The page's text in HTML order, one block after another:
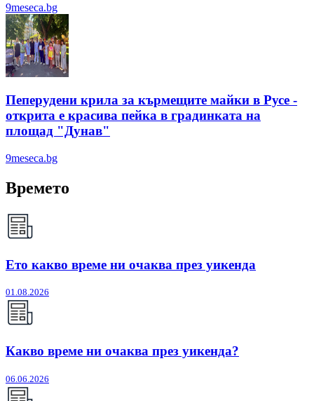
9meseca.bg
Пеперудени крила за кърмещите майки в Русе -
открита е красива пейка в градинката на
площад "Дунав"
9meseca.bg
Времето
Ето какво време ни очаква през уикенда
01.08.2026
Какво време ни очаква през уикенда?
06.06.2026